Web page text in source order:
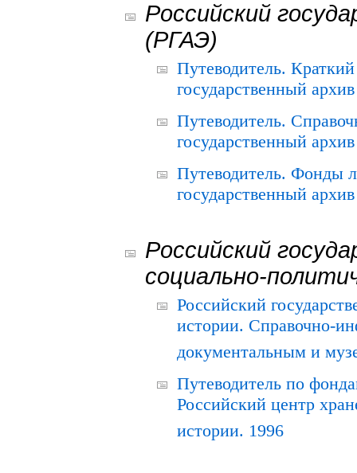
Российский
(РГАЭ)
Путеводитель.
государственный
Путеводитель.
государственный
Путеводитель. Фонды
государственный
Российский
социально-
Российский
истории. Справочно-
документальным и
Путеводитель по
Российский центр
истории. 1996